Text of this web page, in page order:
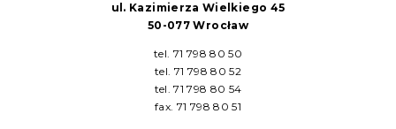
ul. Kazimierza Wielkiego 45
50-077 Wrocław
tel. 71 798 80 50
tel. 71 798 80 52
tel. 71 798 80 54
fax. 71 798 80 51